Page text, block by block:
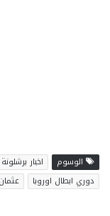
الوسوم اخبار برشلونة
دوري ابطال اوروبا